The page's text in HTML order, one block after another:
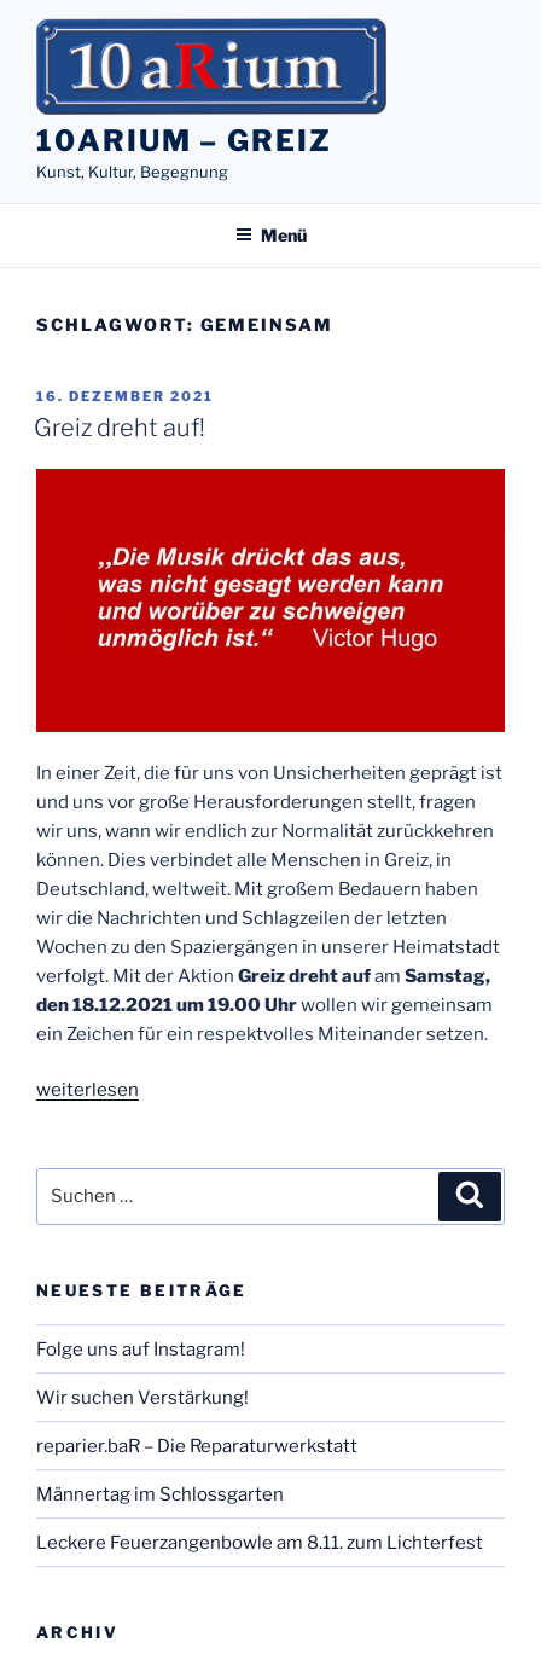
Inhalt
10ARIUM – GREIZ
Kunst, Kultur, Begegnung
Menü
SCHLAGWORT: GEMEINSAM
VERÖFFENTLICHT
AM
16. DEZEMBER 2021
Greiz dreht auf!
In einer Zeit, die für uns von Unsicherheiten geprägt ist
und uns vor große Herausforderungen stellt, fragen
wir uns, wann wir endlich zur Normalität zurückkehren
können. Dies verbindet alle Menschen in Greiz, in
Deutschland, weltweit. Mit großem Bedauern haben
wir die Nachrichten und Schlagzeilen der letzten
Wochen zu den Spaziergängen in unserer Heimatstadt
verfolgt. Mit der Aktion Greiz dreht aufam Samstag,
den 18.12.2021 um 19.00 Uhrwollen wir gemeinsam
ein Zeichen für ein respektvolles Miteinander setzen.
„Greiz
weiterlesen
nach:
NEUESTE BEITRÄGE
Folge uns auf Instagram!
Wir suchen Verstärkung!
reparier.baR – Die Reparaturwerkstatt
Männertag im Schlossgarten
Leckere Feuerzangenbowle am 8.11. zum Lichterfest
ARCHIV